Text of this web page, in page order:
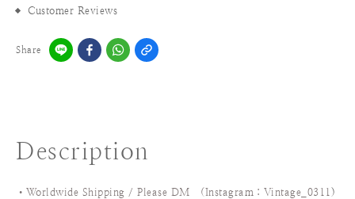
Customer Reviews
Share
Description
•Worldwide Shipping / Please DM (Instagram：Vintage_0311 )